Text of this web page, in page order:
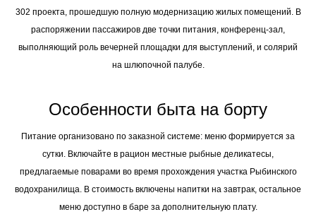
302 проекта, прошедшую полную модернизацию жилых помещений. В
распоряжении пассажиров две точки питания, конференц-зал,
выполняющий роль вечерней площадки для выступлений, и солярий
на шлюпочной палубе.
Особенности быта на борту
Питание организовано по заказной системе: меню формируется за
сутки. Включайте в рацион местные рыбные деликатесы,
предлагаемые поварами во время прохождения участка Рыбинского
водохранилища. В стоимость включены напитки на завтрак, остальное
меню доступно в баре за дополнительную плату.